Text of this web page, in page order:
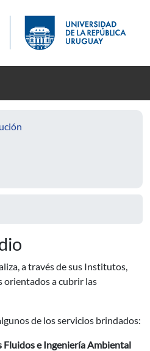
a través de sus Institutos,
orientados a cubrir las
de los servicios brindados:
e Ingeniería Ambiental